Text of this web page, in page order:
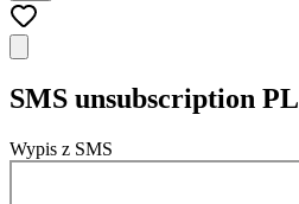
SMS unsubscription PL
Wypis z SMS